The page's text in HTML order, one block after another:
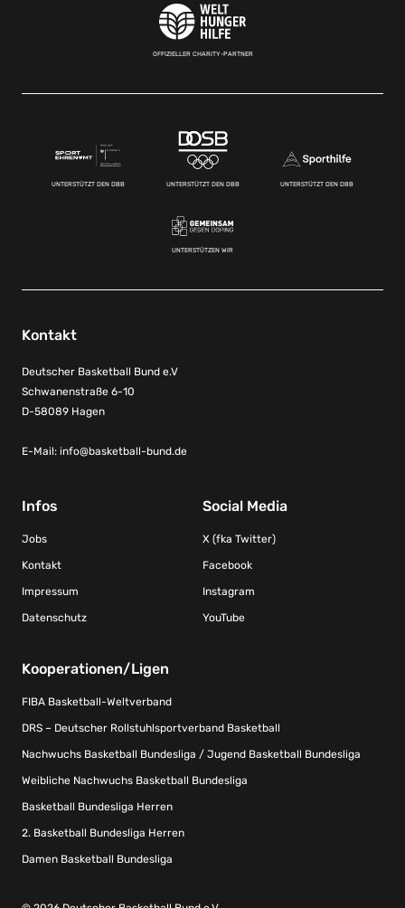
OFFIZIELLER CHARITY-PARTNER
UNTERSTÜTZT DEN DBB UNTERSTÜTZT DEN DBB UNTERSTÜTZT DEN DBB
UNTERSTÜTZEN WIR
Kontakt
Deutscher Basketball Bund e.V
Schwanenstraße 6-10
D-58089 Hagen
E-Mail: info@basketball-bund.de
Infos
Jobs
Kontakt
Impressum
Datenschutz
Social Media
X (fka Twitter)
Facebook
Instagram
YouTube
Kooperationen/Ligen
FIBA Basketball-Weltverband
DRS – Deutscher Rollstuhlsportverband Basketball
Nachwuchs Basketball Bundesliga / Jugend Basketball Bundesliga
Weibliche Nachwuchs Basketball Bundesliga
Basketball Bundesliga Herren
2. Basketball Bundesliga Herren
Damen Basketball Bundesliga